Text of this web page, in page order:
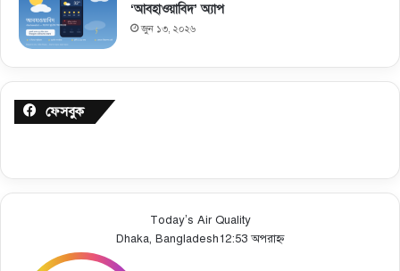
‘আবহাওয়াবিদ’ অ্যাপ
জুন ১৩, ২০২৬
ফেসবুক
Today’s Air Quality
Dhaka, Bangladesh12:53 অপরাহ্ন